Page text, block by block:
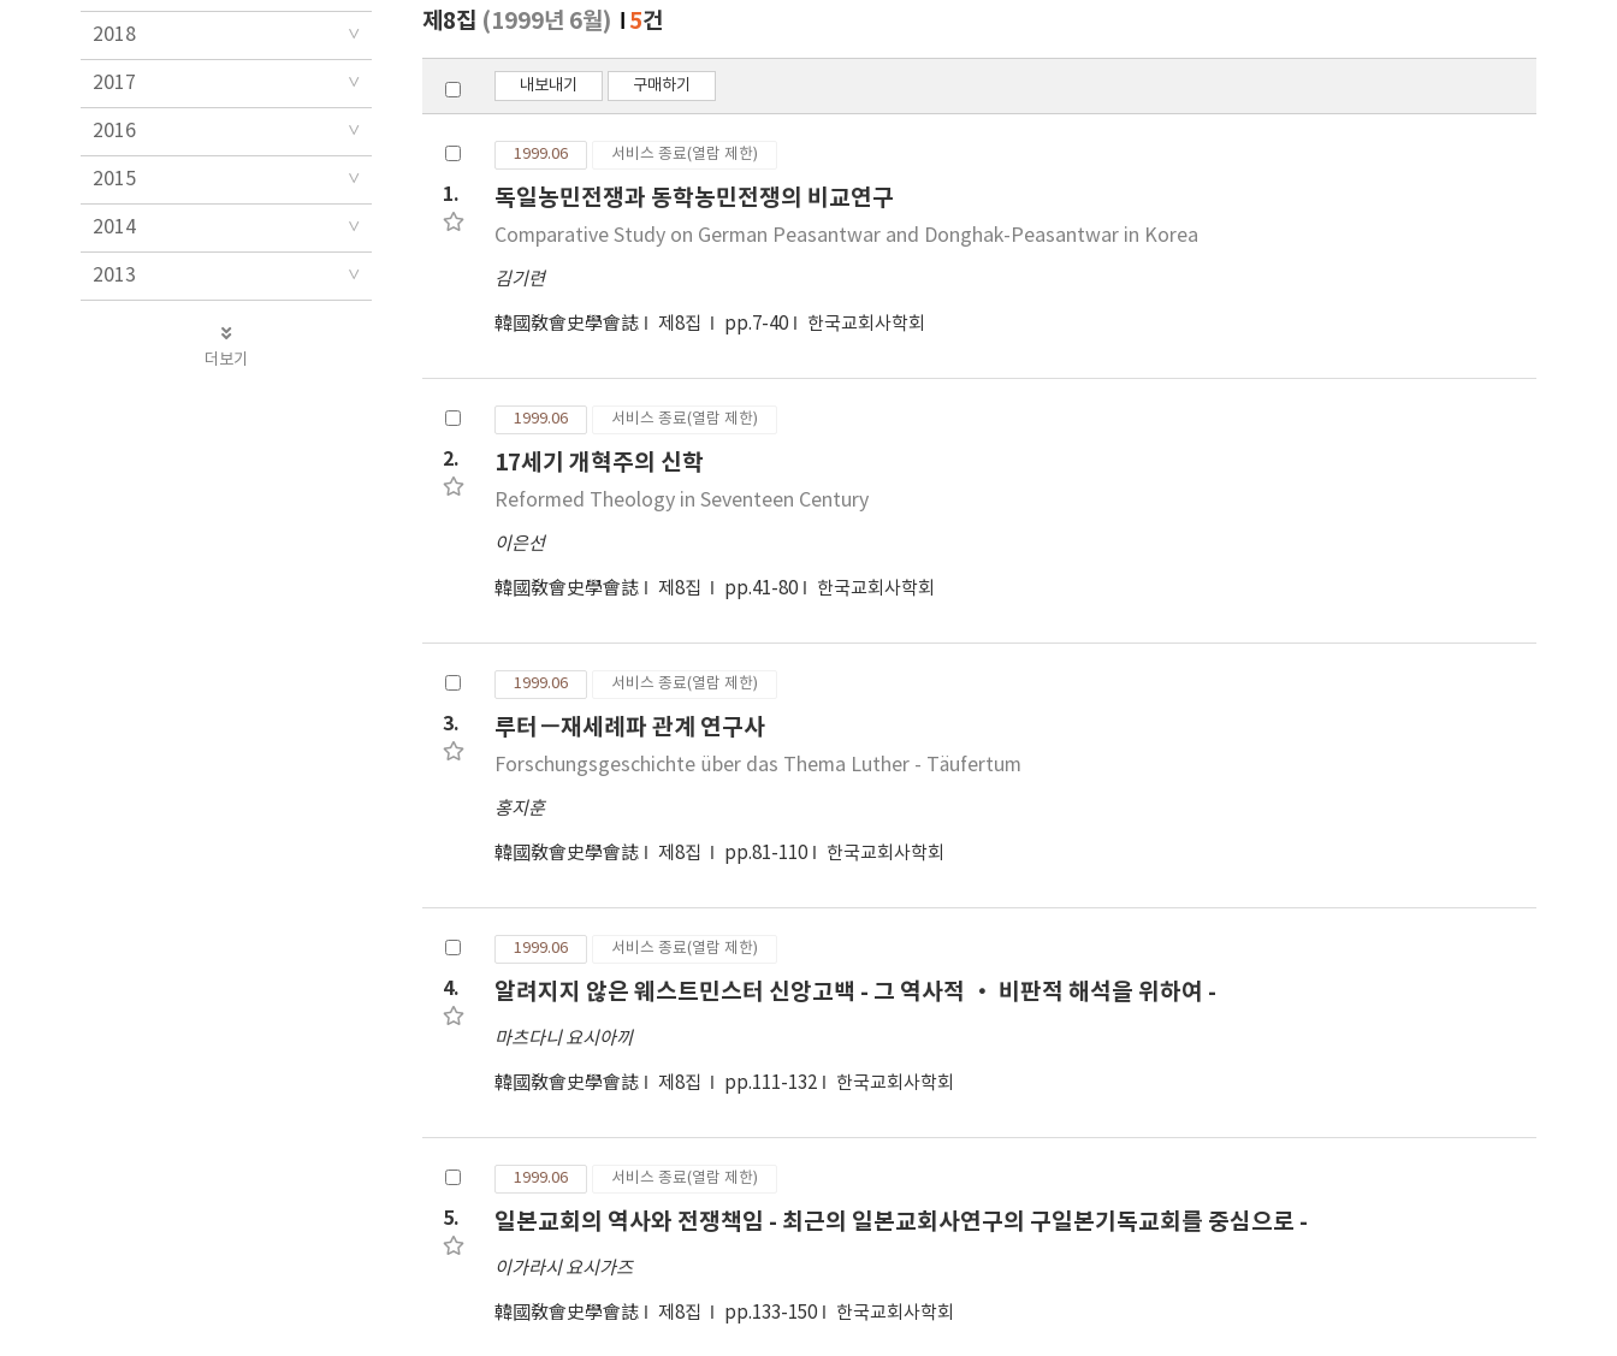
2018
2017
2016
2015
2014
2013
더보기
제8집 (1999년 6월) 5건
내보내기 구매하기
1.
1999.06 서비스 종료(열람 제한)
독일농민전쟁과 동학농민전쟁의 비교연구
Comparative Study on German Peasantwar and Donghak-Peasantwar in Korea
김기련
韓國敎會史學會誌 제8집 pp.7-40 한국교회사학회
2.
1999.06 서비스 종료(열람 제한)
17세기 개혁주의 신학
Reformed Theology in Seventeen Century
이은선
韓國敎會史學會誌 제8집 pp.41-80 한국교회사학회
3.
1999.06 서비스 종료(열람 제한)
루터－재세례파 관계 연구사
Forschungsgeschichte über das Thema Luther - Täufertum
홍지훈
韓國敎會史學會誌 제8집 pp.81-110 한국교회사학회
4.
1999.06 서비스 종료(열람 제한)
알려지지 않은 웨스트민스터 신앙고백 - 그 역사적 · 비판적 해석을 위하여 -
마츠다니 요시아끼
韓國敎會史學會誌 제8집 pp.111-132 한국교회사학회
5.
1999.06 서비스 종료(열람 제한)
일본교회의 역사와 전쟁책임 - 최근의 일본교회사연구의 구일본기독교회를 중심으로 -
이가라시 요시가즈
韓國敎會史學會誌 제8집 pp.133-150 한국교회사학회